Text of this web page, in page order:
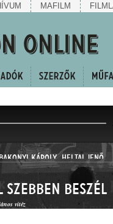
MAFILM
BAKONYI KÁROLY,HELTAI JENŐ
beszél
vitéz